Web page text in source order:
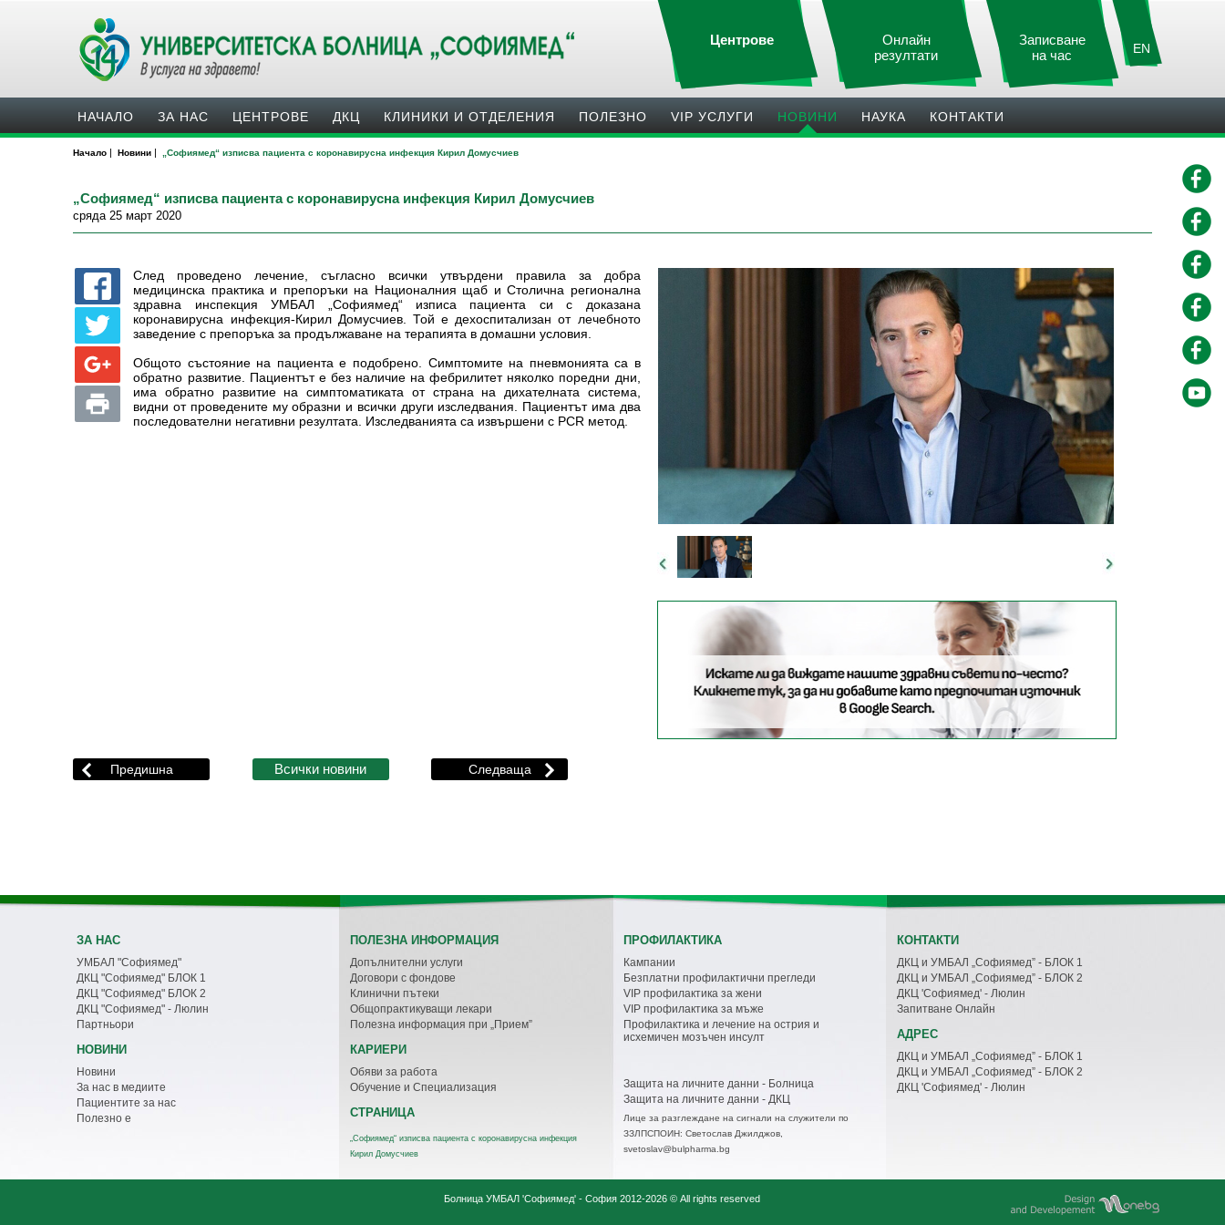
EN
Записване
на час
Онлайн
резултати
Центрове
НАЧАЛО ЗА НАС ЦЕНТРОВЕ ДКЦ КЛИНИКИ И ОТДЕЛЕНИЯ ПОЛЕЗНO VIP УСЛУГИ НОВИНИ НАУКА КОНТАКТИ
Начало | Новини | „Софиямед“ изписва пациентa с коронавирусна инфекция Кирил Домусчиев
„Софиямед“ изписва пациентa с коронавирусна инфекция Кирил Домусчиев
сряда 25 март 2020
След проведено лечение, съгласно всички утвърдени правила за добра
медицинска практика и препоръки на Националния щаб и Столична регионална
здравна инспекция УМБАЛ „Софиямед“ изписа пациента си с доказана
коронавирусна инфекция-Кирил Домусчиев. Той е дехоспитализан от лечебното
заведение с препоръка за продължаване на терапията в домашни условия.
Общото състояние на пациента е подобрено. Симптомите на пневмонията са в
обратно развитие. Пациентът е без наличие на фебрилитет няколко поредни дни,
има обратно развитие на симптоматиката от страна на дихателната система,
видни от проведените му образни и всички други изследвания. Пациентът има два
последователни негативни резултата. Изследванията са извършени с PCR метод.
ЗА НАС
УМБАЛ "Софиямед"
ДКЦ "Софиямед" БЛОК 1
ДКЦ "Софиямед" БЛОК 2
ДКЦ "Софиямед" - Люлин
Партньори
НОВИНИ
Новини
За нас в медиите
Пациентите за нас
Полезно е
ПОЛЕЗНА ИНФОРМАЦИЯ
Допълнителни услуги
Договори с фондове
Клинични пътеки
Общопрактикуващи лекари
Полезна информация при „Прием”
КАРИЕРИ
Обяви за работа
Обучение и Специализация
СТРАНИЦА
„Софиямед“ изписва пациентa с коронавирусна инфекция
Кирил Домусчиев
ПРОФИЛАКТИКА
Кампании
Безплатни профилактични прегледи
VIP профилактика за жени
VIP профилактика за мъже
Профилактика и лечение на острия и
исхемичен мозъчен инсулт
Защита на личните данни - Болница
Защита на личните данни - ДКЦ
Лице за разглеждане на сигнали на служители по
ЗЗЛПСПОИН: Светослав Джилджов,
svetoslav@bulpharma.bg
КОНТАКТИ
ДКЦ и УМБАЛ „Софиямед” - БЛОК 1
ДКЦ и УМБАЛ „Софиямед” - БЛОК 2
ДКЦ 'Софиямед' - Люлин
Запитване Онлайн
АДРЕС
ДКЦ и УМБАЛ „Софиямед” - БЛОК 1
ДКЦ и УМБАЛ „Софиямед” - БЛОК 2
ДКЦ 'Софиямед' - Люлин
Болница УМБАЛ 'Софиямед' - София2012-2026 © All rights reserved